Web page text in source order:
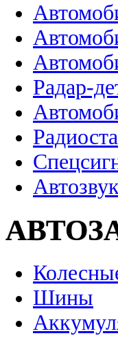
Радар-
Шины